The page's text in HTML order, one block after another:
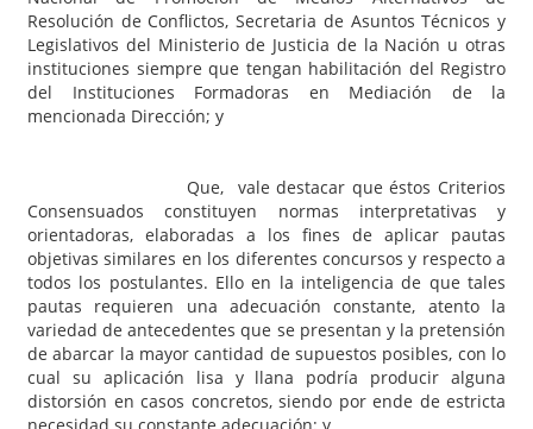
Resolución de Conflictos, Secretaria de Asuntos Técnicos y
Legislativos del Ministerio de Justicia de la Nación u otras
instituciones siempre que tengan habilitación del Registro
del Instituciones Formadoras en Mediación de la
mencionada Dirección; y
Que, vale destacar que éstos Criterios
Consensuados constituyen normas interpretativas y
orientadoras, elaboradas a los fines de aplicar pautas
objetivas similares en los diferentes concursos y respecto a
todos los postulantes. Ello en la inteligencia de que tales
pautas requieren una adecuación constante, atento la
variedad de antecedentes que se presentan y la pretensión
de abarcar la mayor cantidad de supuestos posibles, con lo
cual su aplicación lisa y llana podría producir alguna
distorsión en casos concretos, siendo por ende de estricta